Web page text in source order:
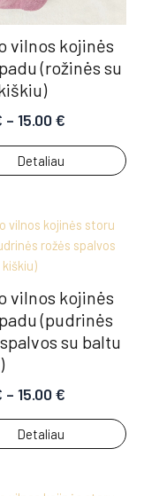
vilnos kojinės
(rožinės su
– 15.00€
Detaliau
vilnos kojinės
(pudrinės
su baltu
– 15.00€
Detaliau